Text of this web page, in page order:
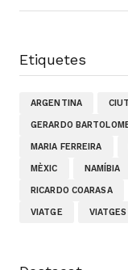
Etiquetes
ARGENTINA
GERARDO
MARIA FERREIRA
MÈXIC NAMÍBIA
RICARDO COARASA
VIATGE VIATGES